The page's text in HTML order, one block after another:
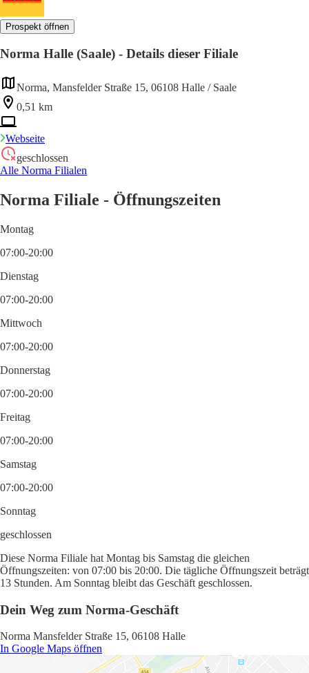
Prospekt öffnen
Norma Halle (Saale) - Details dieser Filiale
Norma, Mansfelder Straße 15, 06108 Halle / Saale
0,51 km
Webseite
geschlossen
Alle Norma Filialen
Norma Filiale - Öffnungszeiten
Montag
07:00-20:00
Dienstag
07:00-20:00
Mittwoch
07:00-20:00
Donnerstag
07:00-20:00
Freitag
07:00-20:00
Samstag
07:00-20:00
Sonntag
geschlossen
Diese Norma Filiale hat Montag bis Samstag die gleichen
Öffnungszeiten: von 07:00 bis 20:00. Die tägliche Öffnungszeit beträgt
13 Stunden. Am Sonntag bleibt das Geschäft geschlossen.
Dein Weg zum Norma-Geschäft
Norma Mansfelder Straße 15, 06108 Halle
In Google Maps öffnen